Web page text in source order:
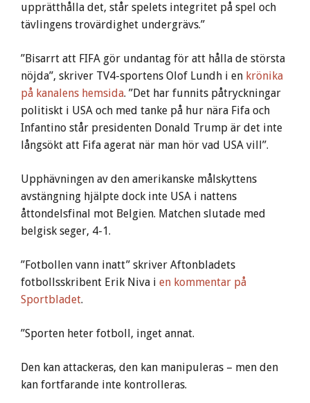
upprätthålla det, står spelets integritet på spel och
tävlingens trovärdighet undergrävs.”
”Bisarrt att FIFA gör undantag för att hålla de största
nöjda”, skriver TV4-sportens Olof Lundh i en krönika
på kanalens hemsida. ”Det har funnits påtryckningar
politiskt i USA och med tanke på hur nära Fifa och
Infantino står presidenten Donald Trump är det inte
långsökt att Fifa agerat när man hör vad USA vill”.
Upphävningen av den amerikanske målskyttens
avstängning hjälpte dock inte USA i nattens
åttondelsfinal mot Belgien. Matchen slutade med
belgisk seger, 4-1.
”Fotbollen vann inatt” skriver Aftonbladets
fotbollsskribent Erik Niva i en kommentar på
Sportbladet.
”Sporten heter fotboll, inget annat.
Den kan attackeras, den kan manipuleras – men den
kan fortfarande inte kontrolleras.